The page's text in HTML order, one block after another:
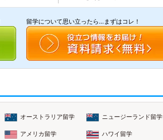
留学について思い立ったら…まずはコレ！
オーストラリア留学 ニュージーランド留学
アメリカ留学 ハワイ留学